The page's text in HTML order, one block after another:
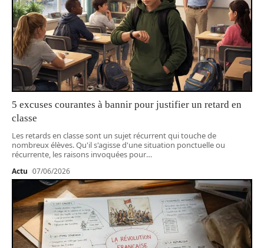
5 excuses courantes à bannir pour justifier un retard en
classe
Les retards en classe sont un sujet récurrent qui touche de
nombreux élèves. Qu'il s'agisse d'une situation ponctuelle ou
récurrente, les raisons invoquées pour…
Actu 07/06/2026